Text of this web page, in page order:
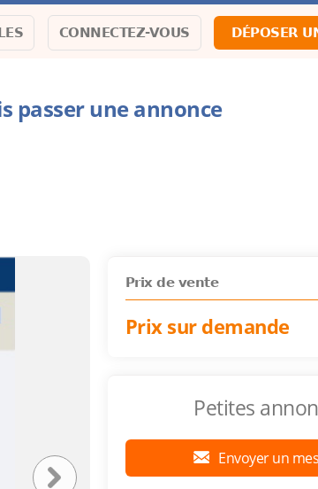
CONNECTEZ-VOUS DÉPOSER
passer une annonce
Prix de vente
Prix sur demande
Petites
Envoyer un